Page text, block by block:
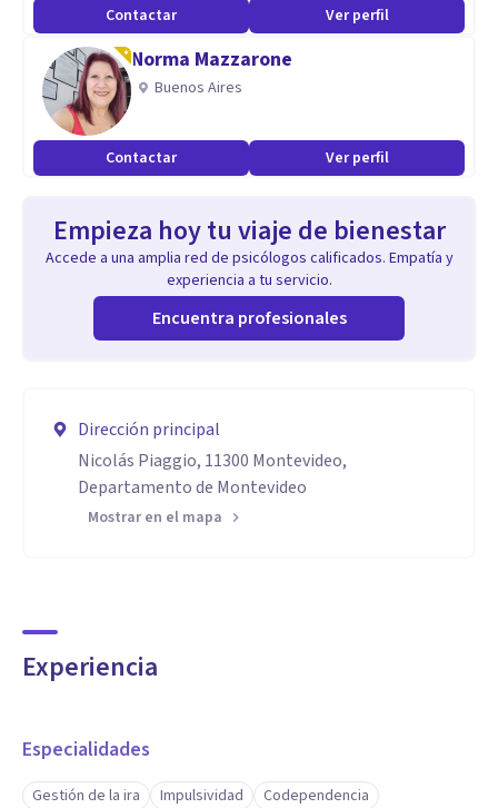
Contactar Ver perfil
Norma Mazzarone
Buenos Aires
Contactar Ver perfil
Empieza hoy tu viaje de bienestar
Accede a una amplia red de psicólogos calificados. Empatía y
experiencia a tu servicio.
Encuentra profesionales
Dirección principal
Nicolás Piaggio, 11300 Montevideo,
Departamento de Montevideo
Mostrar en el mapa
Experiencia
Especialidades
Gestión de la ira Impulsividad
Codependencia